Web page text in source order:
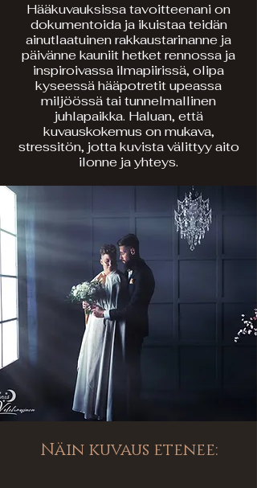
Hääkuvauksissa tavoitteenani on
dokumentoida ja ikuistaa teidän
ainutlaatuinen rakkaustarinanne ja
päivänne kauniit hetket rennossa ja
inspiroivassa ilmapiirissä, olipa
kyseessä hääpotretit upeassa
miljöössä tai tunnelmallinen
juhlapaikka. Haluan, että
kuvauskokemus on mukava,
stressitön, jotta kuvista välittyy aito
ilonne ja yhteys.
Näin kuvaus etenee: